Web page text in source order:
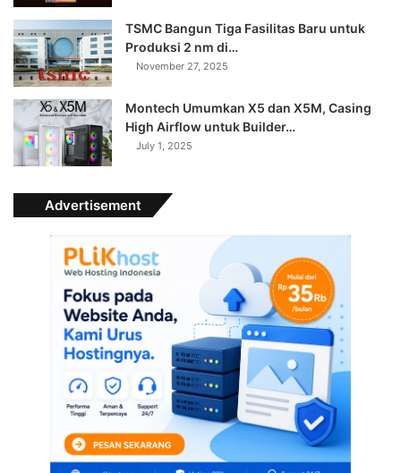
TSMC Bangun Tiga Fasilitas Baru untuk
Produksi 2 nm di…
November 27, 2025
Montech Umumkan X5 dan X5M, Casing
High Airflow untuk Builder…
July 1, 2025
Advertisement